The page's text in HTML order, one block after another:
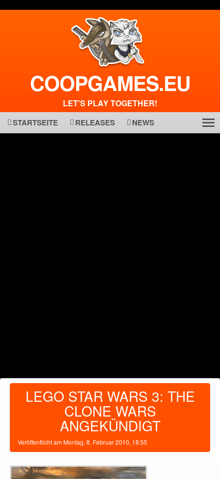
COOPGAMES.EU
LET'S PLAY TOGETHER!
STARTSEITE RELEASES NEWS
LEGO STAR WARS 3: THE
CLONE WARS
ANGEKÜNDIGT
Veröffentlicht amMontag, 8. Februar 2010, 18:55